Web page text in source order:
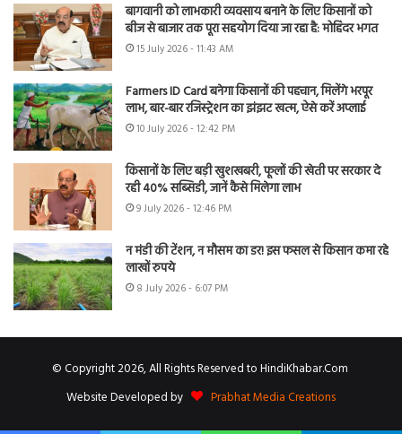
बागवानी को लाभकारी व्यवसाय बनाने के लिए किसानों को
बीज से बाजार तक पूरा सहयोग दिया जा रहा है: मोहिंदर भगत
15 July 2026 - 11:43 AM
Farmers ID Card बनेगा किसानों की पहचान, मिलेंगे भरपूर
लाभ, बार-बार रजिस्ट्रेशन का झंझट खत्म, ऐसे करें अप्लाई
10 July 2026 - 12:42 PM
किसानों के लिए बड़ी खुशखबरी, फूलों की खेती पर सरकार दे
रही 40% सब्सिडी, जानें कैसे मिलेगा लाभ
9 July 2026 - 12:46 PM
न मंडी की टेंशन, न मौसम का डर! इस फसल से किसान कमा रहे
लाखों रुपये
8 July 2026 - 6:07 PM
© Copyright 2026, All Rights Reserved to HindiKhabar.Com
Website Developed by
Prabhat Media Creations